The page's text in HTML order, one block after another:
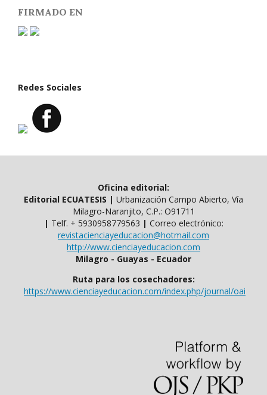
FIRMADO EN
Redes Sociales
Oficina editorial:
Editorial ECUATESIS | Urbanización Campo Abierto, Vía
Milagro-Naranjito, C.P.: O91711
| Telf. ​​+ 5930958779563 | Correo electrónico:
revistacienciayeducacion@hotmail.com
http://www.cienciayeducacion.com
Milagro - Guayas - Ecuador
Ruta para los cosechadores:
https://www.cienciayeducacion.com/index.php/journal/oai